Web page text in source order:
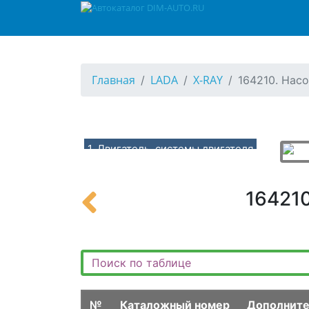
Главная LADA X-RAY 164210.
1. Двигатель, системы двигателя
100110. Двигатель в сборе (H4M)
101110. Подвеска двигателя (H4M-BVM5)
101210. Подвеска двигателя (H4M-CVTX)
№ Каталожный номер